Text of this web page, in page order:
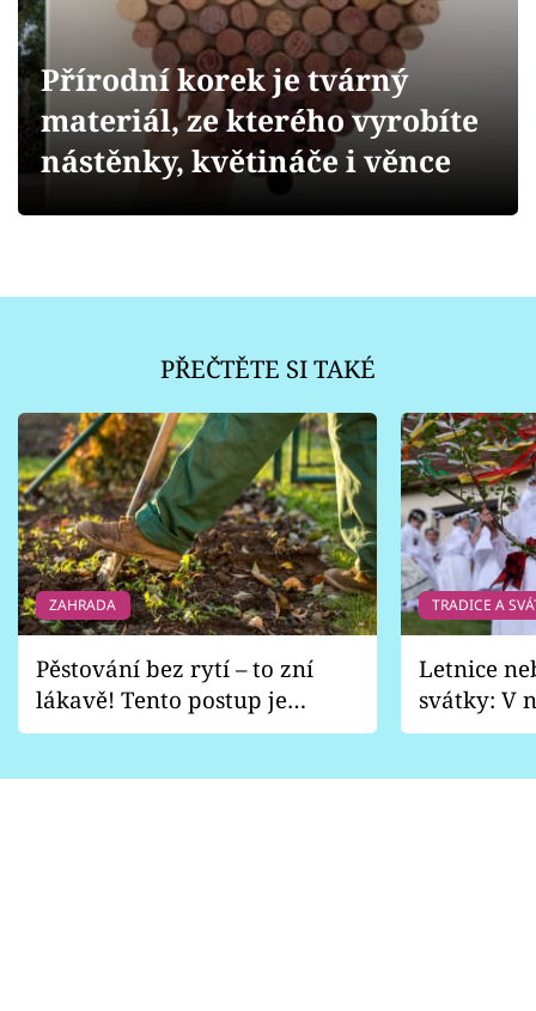
Přihlášení
Sledujte nás
Přírodní korek je tvárný
materiál, ze kterého vyrobíte
nástěnky, květináče i věnce
PŘEČTĚTE SI TAKÉ
ZAHRADA
Pěstování bez rytí – to zní
lákavě! Tento postup je
vhodný jen pro některé
TRADICE A
Letnice
svátky: V
pondělí